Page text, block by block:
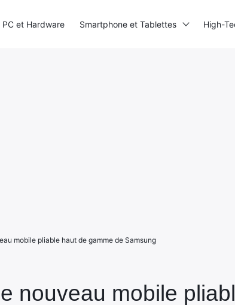
nouveau mobile
mobile pliable haut de gamme de Samsung
PC et Hardware Smartphone et Tablettes High-